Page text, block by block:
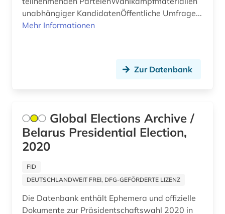
ideengeschichte (1)
indien (1)
innenpolitik (1)
internationale politik (2)
unabhängiger KandidatenÖffentliche Umfrage...
Mehr Informationen
Zur Datenbank
Global Elections Archive /
Belarus Presidential Election,
2020
FID
DEUTSCHLANDWEIT FREI, DFG-GEFÖRDERTE LIZENZ
Die Datenbank enthält Ephemera und offizielle
Dokumente zur Präsidentschaftswahl 2020 in